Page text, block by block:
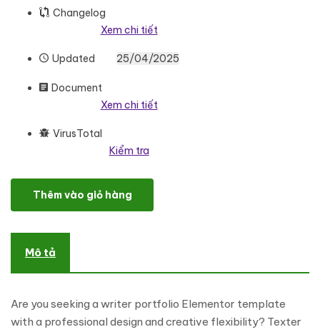
Changelog
Xem chi tiết
Updated 25/04/2025
Document
Xem chi tiết
VirusTotal
Kiểm tra
Texter v2 – Premium Writer Portfolio Elementor Template
Thêm vào giỏ hàng
Mô tả
Are you seeking a writer portfolio Elementor template
with a professional design and creative flexibility? Texter